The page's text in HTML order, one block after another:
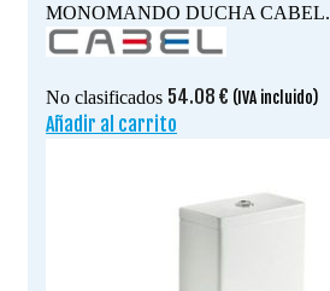
MONOMANDO DUCHA CABEL.
No clasificados 54.08 € (IVA incluido)
Añadir al carrito